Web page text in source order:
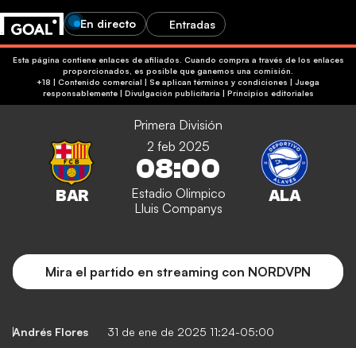
En directo Entradas
Esta página contiene enlaces de afiliados. Cuando compra a través de los enlaces
proporcionados, es posible que ganemos una comisión.
+18 | Contenido comercial | Se aplican términos y condiciones | Juega
responsablemente| Divulgación publicitaria | Principios editoriales
Primera División
2 feb 2025
08:00
Estadio Olimpico
Lluis Companys
Mira el partido en streaming con NORDVPN
Andrés Flores 31 de ene de 2025 11:24-05:00